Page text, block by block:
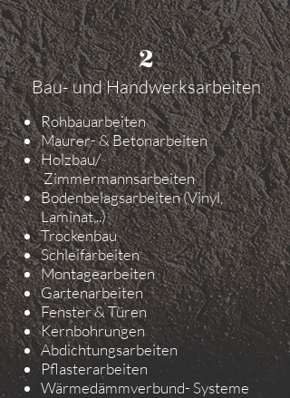
2
Bau- und Handwerksarbeiten
Rohbauarbeiten
Maurer- & Betonarbeiten
Holzbau/
Zimmermannsarbeiten
Bodenbelagsarbeiten (Vinyl,
Laminat,..)
Trockenbau
Schleifarbeiten
Montagearbeiten
Gartenarbeiten
Fenster & Türen
Kernbohrungen
Abdichtungsarbeiten
Pflasterarbeiten
Wärmedämmverbund- Systeme